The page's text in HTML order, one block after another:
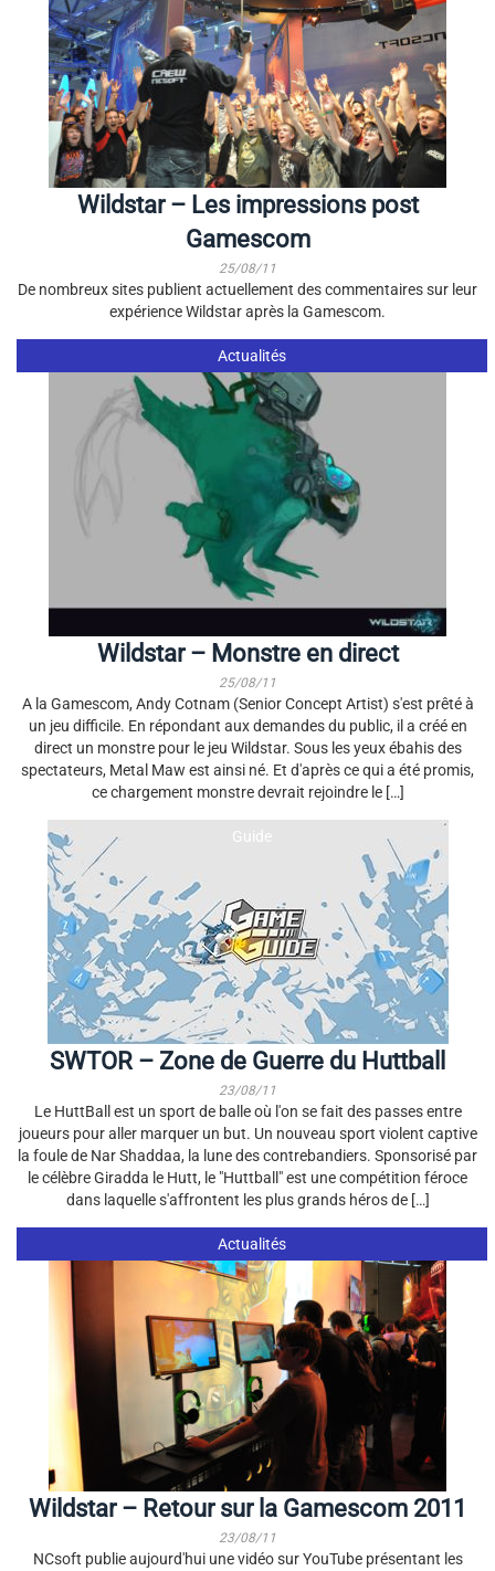
Wildstar – Les impressions post
Gamescom
25/08/11
De nombreux sites publient actuellement des commentaires sur leur
expérience Wildstar après la Gamescom.
Actualités
Wildstar – Monstre en direct
25/08/11
A la Gamescom, Andy Cotnam (Senior Concept Artist) s'est prêté à
un jeu difficile. En répondant aux demandes du public, il a créé en
direct un monstre pour le jeu Wildstar. Sous les yeux ébahis des
spectateurs, Metal Maw est ainsi né. Et d'après ce qui a été promis,
ce chargement monstre devrait rejoindre le […]
Guide
SWTOR – Zone de Guerre du Huttball
23/08/11
Le HuttBall est un sport de balle où l'on se fait des passes entre
joueurs pour aller marquer un but. Un nouveau sport violent captive
la foule de Nar Shaddaa, la lune des contrebandiers. Sponsorisé par
le célèbre Giradda le Hutt, le "Huttball" est une compétition féroce
dans laquelle s'affrontent les plus grands héros de […]
Actualités
Wildstar – Retour sur la Gamescom 2011
23/08/11
NCsoft publie aujourd'hui une vidéo sur YouTube présentant les